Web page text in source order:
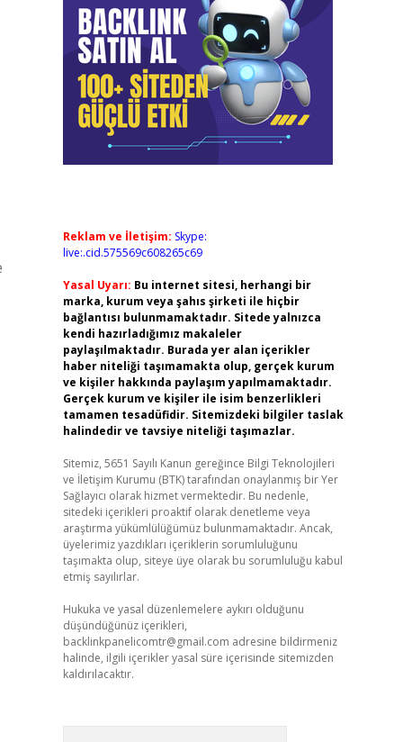
Reklam ve İletişim: Skype:
live:.cid.575569c608265c69
Yasal Uyarı: Bu internet sitesi, herhangi bir
marka, kurum veya şahıs şirketi ile hiçbir
bağlantısı bulunmamaktadır. Sitede yalnızca
kendi hazırladığımız makaleler
paylaşılmaktadır. Burada yer alan içerikler
haber niteliği taşımamakta olup, gerçek kurum
ve kişiler hakkında paylaşım yapılmamaktadır.
Gerçek kurum ve kişiler ile isim benzerlikleri
tamamen tesadüfidir. Sitemizdeki bilgiler taslak
halindedir ve tavsiye niteliği taşımazlar.
Sitemiz, 5651 Sayılı Kanun gereğince Bilgi Teknolojileri
ve İletişim Kurumu (BTK) tarafından onaylanmış bir Yer
Sağlayıcı olarak hizmet vermektedir. Bu nedenle,
sitedeki içerikleri proaktif olarak denetleme veya
araştırma yükümlülüğümüz bulunmamaktadır. Ancak,
üyelerimiz yazdıkları içeriklerin sorumluluğunu
taşımakta olup, siteye üye olarak bu sorumluluğu kabul
etmiş sayılırlar.
Hukuka ve yasal düzenlemelere aykırı olduğunu
düşündüğünüz içerikleri,
backlinkpanelicomtr@gmail.com adresine bildirmeniz
halinde, ilgili içerikler yasal süre içerisinde sitemizden
kaldırılacaktır.